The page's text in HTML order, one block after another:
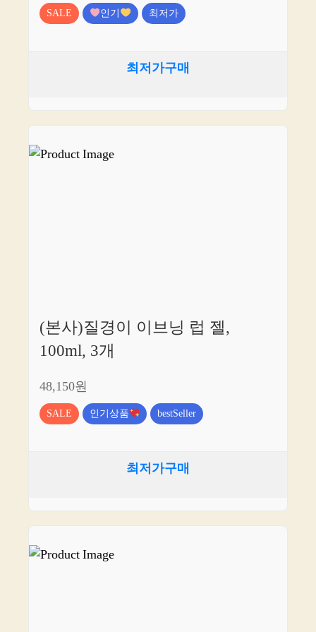
SALE 인기 최저가
최저가구매
(본사)질경이 이브닝 럽 젤,
100ml, 3개
48,150원
SALE 인기상품 bestSeller
최저가구매